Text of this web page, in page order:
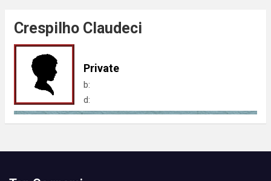
Crespilho Claudeci
Private
b:
d: